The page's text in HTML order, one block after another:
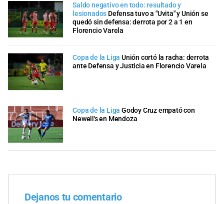
Saldo negativo en todo: resultado y
lesionados Defensa tuvo a "Uvita" y Unión se
quedó sin defensa: derrota por 2 a 1 en
Florencio Varela
Copa de la Liga Unión cortó la racha: derrota
ante Defensa y Justicia en Florencio Varela
Copa de la Liga Godoy Cruz empató con
Newell's en Mendoza
Dejanos tu comentario